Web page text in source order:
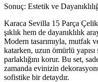
Sonuç: Estetik ve
Karaca Sevilla 15 Parça
şıklık hem de dayanıklılık
Modern tasarımıyla, mutfak
katarken, uzun ömürlü
parlaklığını korur. Bu set,
zamanda evinizin
sofistike bir detaydır.